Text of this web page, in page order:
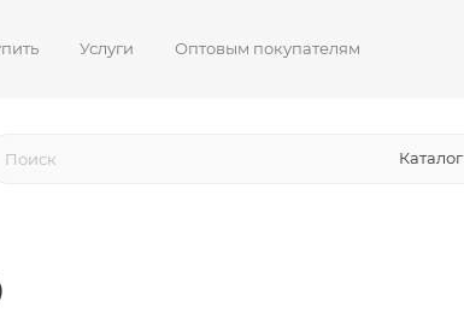
Услуги Оптовым покупателям
Каталог